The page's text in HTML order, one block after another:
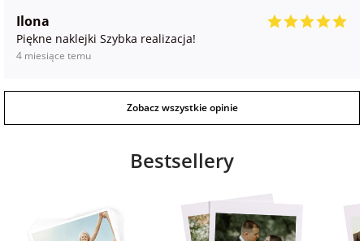
Ilona
Piękne naklejki Szybka realizacja!
4 miesiące temu
Zobacz wszystkie opinie
Bestsellery